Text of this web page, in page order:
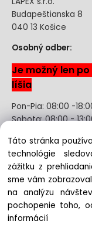
Budapeštianska 8
040 13 Košice
Osobný odber:
Je možný len
líšia
Pon-Pia: 08:00 -
Sobota: 08:00 -
Odstúpenie od
Copyright ©
Táto stránka
technológie
zážitku z
sme vám
na analýzu
pochopenie toho,
informácií